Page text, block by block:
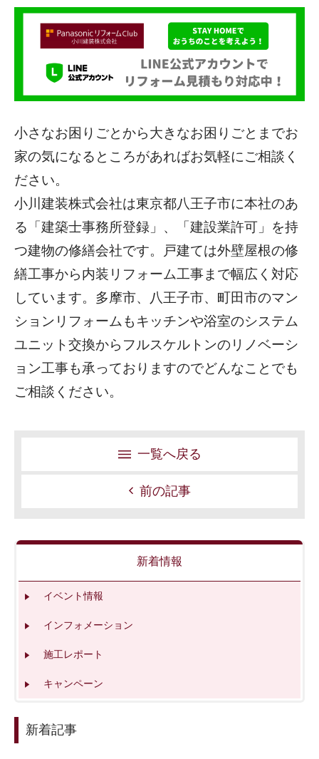
小さなお困りごとから大きなお困りごとまでお
家の気になるところがあればお気軽にご相談く
ださい。
小川建装株式会社は東京都八王子市に本社のあ
る「建築士事務所登録」、「建設業許可」を持
つ建物の修繕会社です。戸建ては外壁屋根の修
繕工事から内装リフォーム工事まで幅広く対応
しています。多摩市、八王子市、町田市のマン
ションリフォームもキッチンや浴室のシステム
ユニット交換からフルスケルトンのリノベーシ
ョン工事も承っておりますのでどんなことでも
ご相談ください。
一覧へ戻る
前の記事
新着情報
イベント情報
インフォメーション
施工レポート
キャンペーン
新着記事